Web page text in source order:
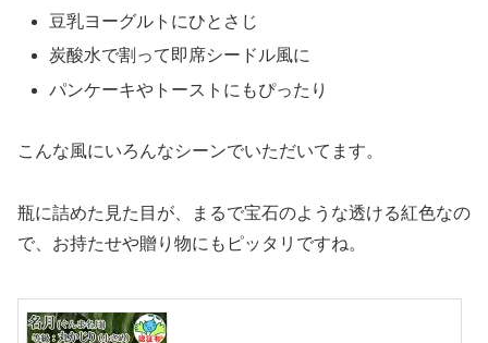
豆乳ヨーグルトにひとさじ
炭酸水で割って即席シードル風に
パンケーキやトーストにもぴったり
こんな風にいろんなシーンでいただいてます。
瓶に詰めた見た目が、まるで宝石のような透ける紅色なの
で、お持たせや贈り物にもピッタリですね。